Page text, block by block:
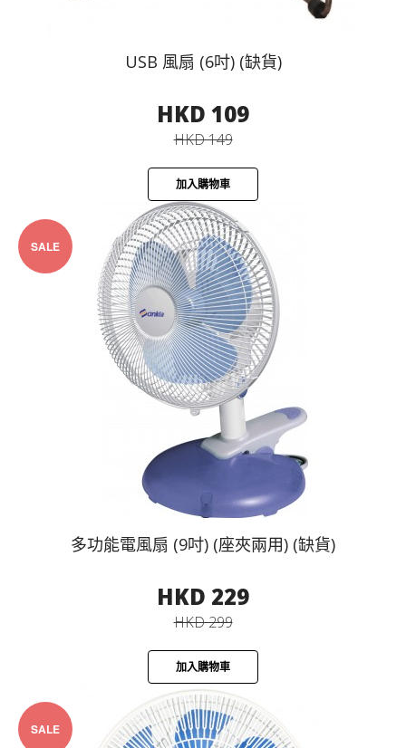
USB 風扇 (6吋) (缺貨)
HKD 109
HKD 149
加入購物車
SALE
多功能電風扇 (9吋) (座夾兩用) (缺貨)
HKD 229
HKD 299
加入購物車
SALE